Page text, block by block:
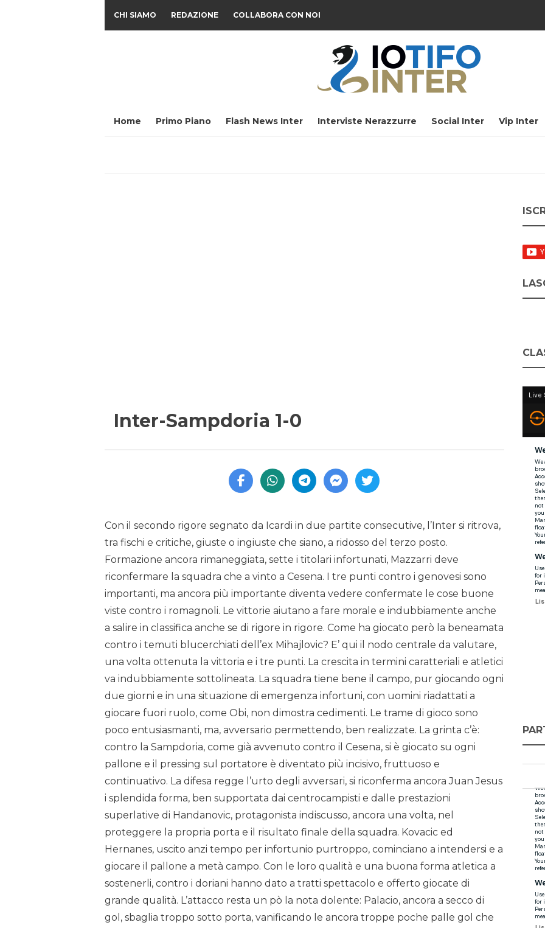
CHI SIAMO REDAZIONE COLLABORA CON NOI
Home Primo Piano Flash News Inter Interviste Nerazzurre Social Inter Vip Inter
Inter-Sampdoria 1-0
Con il secondo rigore segnato da Icardi in due partite consecutive, l’Inter si ritrova,
tra fischi e critiche, giuste o ingiuste che siano, a ridosso del terzo posto.
Formazione ancora rimaneggiata, sette i titolari infortunati, Mazzarri deve
riconfermare la squadra che a vinto a Cesena. I tre punti contro i genovesi sono
importanti, ma ancora più importante diventa vedere confermate le cose buone
viste contro i romagnoli. Le vittorie aiutano a fare morale e indubbiamente anche
a salire in classifica anche se di rigore in rigore. Come ha giocato però la beneamata
contro i temuti blucerchiati dell’ex Mihajlovic? E’ qui il nodo centrale da valutare,
una volta ottenuta la vittoria e i tre punti. La crescita in termini caratteriali e atletici
va indubbiamente sottolineata. La squadra tiene bene il campo, pur giocando ogni
due giorni e in una situazione di emergenza infortuni, con uomini riadattati a
giocare fuori ruolo, come Obi, non dimostra cedimenti. Le trame di gioco sono
poco entusiasmanti, ma, avversario permettendo, ben realizzate. La grinta c’è:
contro la Sampdoria, come già avvenuto contro il Cesena, si è giocato su ogni
pallone e il pressing sul portatore è diventato più incisivo, fruttuoso e
continuativo. La difesa regge l’urto degli avversari, si riconferma ancora Juan Jesus
i splendida forma, ben supportata dai centrocampisti e dalle prestazioni
superlative di Handanovic, protagonista indiscusso, ancora una volta, nel
proteggere la propria porta e il risultato finale della squadra. Kovacic ed
Hernanes, uscito anzi tempo per infortunio purtroppo, cominciano a intendersi e a
giocare il pallone a metà campo. Con le loro qualità e una buona forma atletica a
sostenerli, contro i doriani hanno dato a tratti spettacolo e offerto giocate di
grande qualità. L’attacco resta un pò la nota dolente: Palacio, ancora a secco di
gol, sbaglia troppo sotto porta, vanificando le ancora troppe poche palle gol che